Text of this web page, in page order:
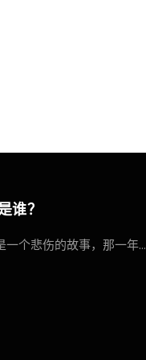
谁？
一个悲伤的故事，那一年...